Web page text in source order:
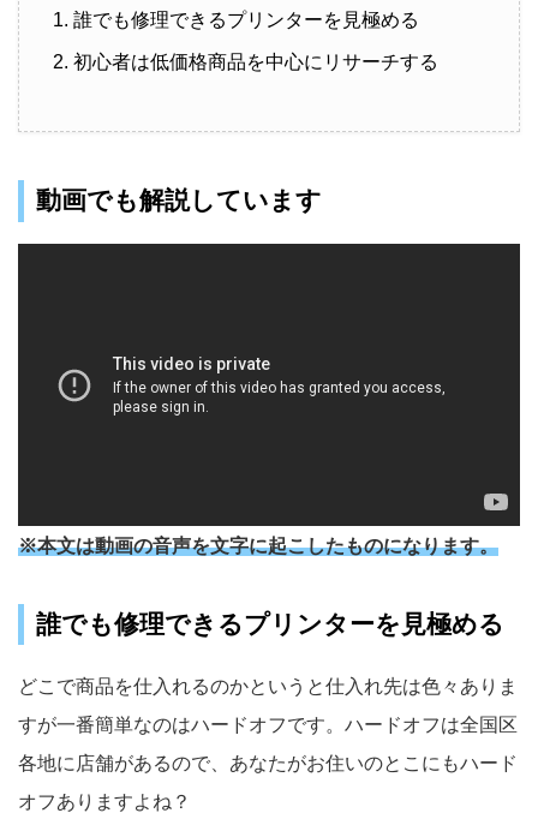
誰でも修理できるプリンターを見極める
初心者は低価格商品を中心にリサーチする
動画でも解説しています
※本文は動画の音声を文字に起こしたものになります。
誰でも修理できるプリンターを見極める
どこで商品を仕入れるのかというと仕入れ先は色々ありま
すが一番簡単なのはハードオフです。ハードオフは全国区
各地に店舗があるので、あなたがお住いのとこにもハード
オフありますよね？